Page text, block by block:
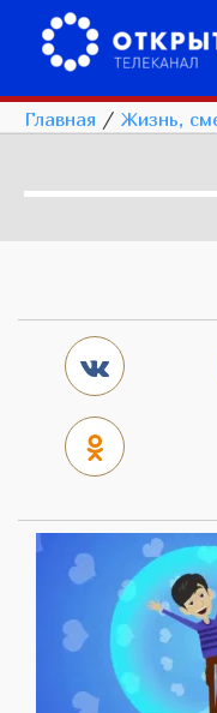
Главная / Жизнь,